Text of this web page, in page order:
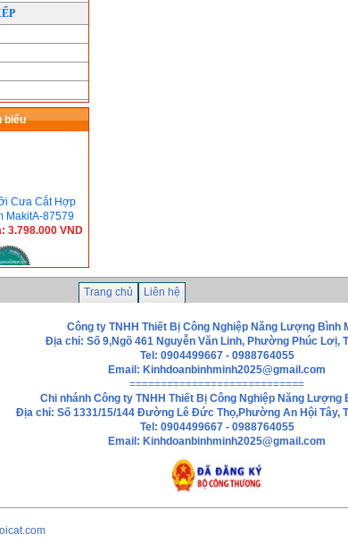
biểu
Cưa Cắt Hợp
MakitA-87579
3.798.000 VND
cưa cắt hợp
0 VND
Trang chủ Liên hệ
Công ty TNHH Thiết Bị Công Nghiệp Năng Lượng Bình
Địa chỉ: Số 9,Ngõ 461 Nguyễn Văn Linh, Phường Phúc Lơị,
Tel: 0904499667 - 0988764055
Email: Kinhdoanbinhminh2025@gmail.com
============================
Chi nhánh Công ty TNHH Thiết Bị Công Nghiệp Năng Lượng
Địa chỉ: Số 1331/15/144 Đường Lê Đức Thọ,Phường An Hội Tây,
Tel: 0904499667 - 0988764055
Email: Kinhdoanbinhminh2025@gmail.com